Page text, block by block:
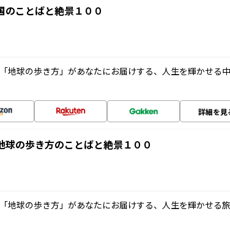
ことばと絶景１００
地球の歩き方」があなたにお届けする、人生を輝かせる
詳細を見
の歩き方のことばと絶景１００
地球の歩き方」があなたにお届けする、人生を輝かせる